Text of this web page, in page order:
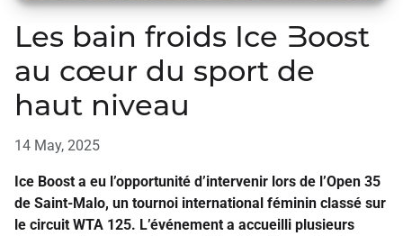
Les bain froids Ice Boost
au cœur du sport de
haut niveau
14 May, 2025
Ice Boost a eu l’opportunité d’intervenir lors de l’Open 35
de Saint-Malo, un tournoi international féminin classé sur
le circuit WTA 125. L’événement a accueilli plusieurs